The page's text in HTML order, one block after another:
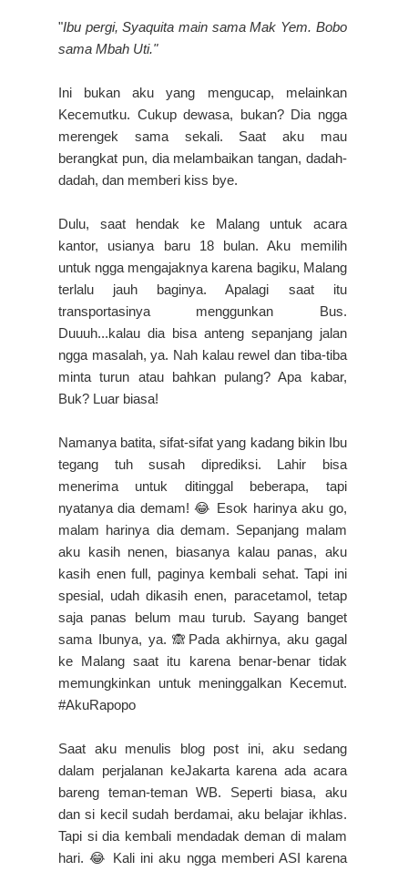
"Ibu pergi, Syaquita main sama Mak Yem. Bobo
sama Mbah Uti."
Ini bukan aku yang mengucap, melainkan
Kecemutku. Cukup dewasa, bukan? Dia ngga
merengek sama sekali. Saat aku mau
berangkat pun, dia melambaikan tangan, dadah-
dadah, dan memberi kiss bye.
Dulu, saat hendak ke Malang untuk acara
kantor, usianya baru 18 bulan. Aku memilih
untuk ngga mengajaknya karena bagiku, Malang
terlalu jauh baginya. Apalagi saat itu
transportasinya menggunkan Bus.
Duuuh...kalau dia bisa anteng sepanjang jalan
ngga masalah, ya. Nah kalau rewel dan tiba-tiba
minta turun atau bahkan pulang? Apa kabar,
Buk? Luar biasa!
Namanya batita, sifat-sifat yang kadang bikin Ibu
tegang tuh susah diprediksi. Lahir bisa
menerima untuk ditinggal beberapa, tapi
nyatanya dia demam! 😂 Esok harinya aku go,
malam harinya dia demam. Sepanjang malam
aku kasih nenen, biasanya kalau panas, aku
kasih enen full, paginya kembali sehat. Tapi ini
spesial, udah dikasih enen, paracetamol, tetap
saja panas belum mau turub. Sayang banget
sama Ibunya, ya. 🙈Pada akhirnya, aku gagal
ke Malang saat itu karena benar-benar tidak
memungkinkan untuk meninggalkan Kecemut.
#AkuRapopo
Saat aku menulis blog post ini, aku sedang
dalam perjalanan keJakarta karena ada acara
bareng teman-teman WB. Seperti biasa, aku
dan si kecil sudah berdamai, aku belajar ikhlas.
Tapi si dia kembali mendadak deman di malam
hari. 😂 Kali ini aku ngga memberi ASI karena